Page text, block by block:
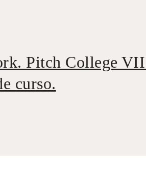
Pitch College
curso.